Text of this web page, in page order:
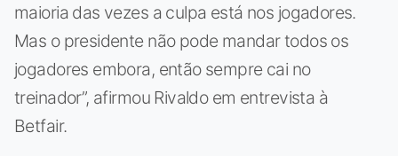
maioria das vezes a culpa está nos jogadores.
Mas o presidente não pode mandar todos os
jogadores embora, então sempre cai no
treinador”, afirmou Rivaldo em entrevista à
Betfair.